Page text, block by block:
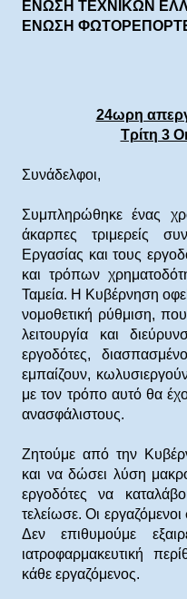
ENΩΣΗ ΤΕΧΝΙΚΩΝ
ΕΝΩΣΗ
24ωρη
Τρίτη 3
Συνάδελφοι,
Συμπληρώθηκε ένας
άκαρπες τριμερείς
Εργασίας και τους
και τρόπων
Ταμεία. Η Κυβέρνηση
νομοθετική ρύθμιση,
λειτουργία και
εργοδότες,
εμπαίζουν,
με τον τρόπο αυτό θα
ανασφάλιστους.
Ζητούμε από την
και να δώσει λύση
εργοδότες να
τελείωσε. Οι
Δεν επιθυμούμε
ιατροφαρμακευτική
κάθε εργαζόμενος.